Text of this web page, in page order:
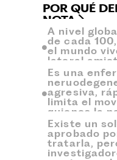
POR QUÉ
NOTA
A nivel
de cada
el mundo
lateral
Es una
agresiva,
limita el
quienes la
Existe un
aprobado
tratarla,